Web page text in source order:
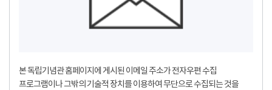
본 독립기념관 홈페이지에 게시된 이메일 주소가 전자우편 수집
프로그램이나 그밖의 기술적 장치를 이용하여 무단으로 수집되는 것을